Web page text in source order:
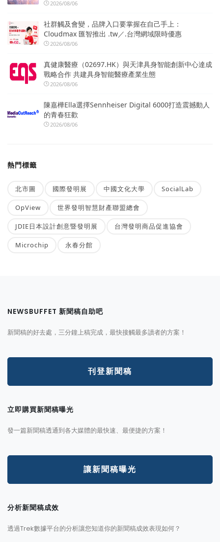
2026/08/06
社群觸及會變，品牌入口要掌握在自己手上：
Cloudmax 匯智推出 .tw／.台灣網域限時優惠
2026/08/06
真健康醫療（02697.HK）與天津具身智能創新中心達成
戰略合作 共建具身智能醫療產業生態
2026/08/06
陳嘉樺Ella選擇Sennheiser Digital 6000打造震撼動人
的青春狂歡
2026/08/06
熱門標籤
北市圖 國際發明展 中國文化大學 SocialLab
OpView 世界發明智慧財產聯盟總會
JDIE日本設計創意暨發明展 台灣發明商品促進協會
Microchip 永春分館
NEWSBUFFET 新聞稿自助吧
新聞稿的好去處，三分鐘上稿完成，最快接觸最多讀者的方案！
刊登新聞稿
立即購買新聞稿曝光
發一篇新聞稿透通到各大媒體的最快速、最便捷的方案！
讓新聞稿曝光
分析新聞稿成效
透過Trek數據平台的分析讓您知道你的新聞稿成效表現如何？